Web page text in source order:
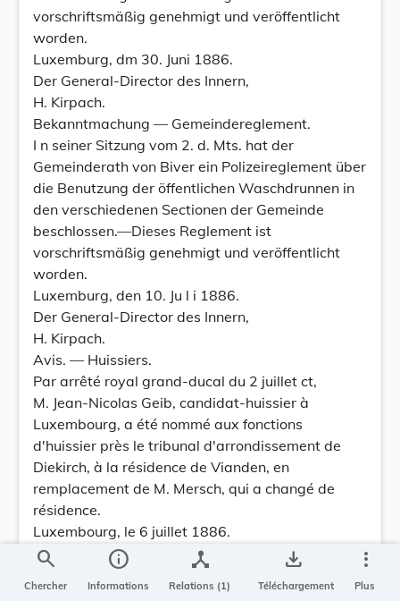
vorschriftsmäßig genehmigt und veröffentlicht
worden.
Luxemburg, dm 30. Juni 1886.
Der General-Director des Innern,
H. Kirpach.
Bekanntmachung — Gemeindereglement.
I n seiner Sitzung vom 2. d. Mts. hat der
Gemeinderath von Biver ein Polizeireglement über
die Benutzung der öffentlichen Waschdrunnen in
den verschiedenen Sectionen der Gemeinde
beschlossen.—Dieses Reglement ist
vorschriftsmäßig genehmigt und veröffentlicht
worden.
Luxemburg, den 10. Ju l i 1886.
Der General-Director des Innern,
H. Kirpach.
Avis. — Huissiers.
Par arrêté royal grand-ducal du 2 juillet ct,
M. Jean-Nicolas Geib, candidat-huissier à
Luxembourg, a été nommé aux fonctions
d'huissier près le tribunal d'arrondissement de
Diekirch, à la résidence de Vianden, en
remplacement de M. Mersch, qui a changé de
résidence.
Luxembourg, le 6 juillet 1886.
Le Directeur général de la justice,
P. EYSCHEN.
Bekanntmachung. — Gerichtsvollzieher.
search
Chercher
info
Informations
device_hub
Relations (1)
save_alt
Téléchargement
more_vert
Plus